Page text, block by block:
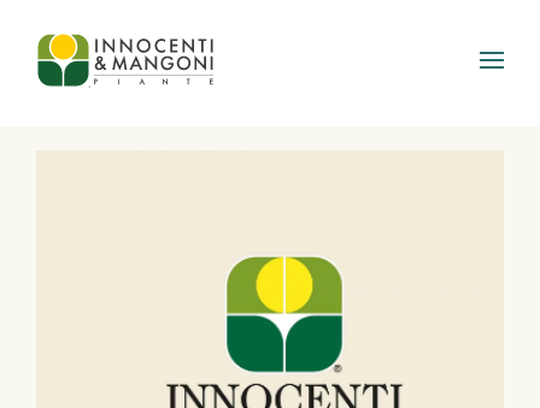
Skip to main content